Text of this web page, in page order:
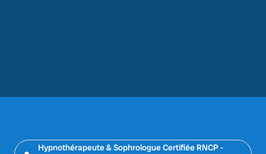
Hypnothérapeute & Sophrologue Certifiée RNCP -